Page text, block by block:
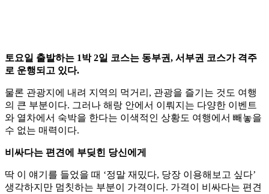
토요일 출발하는 1박 2일 코스는 동부권, 서부권 코스가 격주
로 운행되고 있다.
물론 관광지에 내려 지역의 먹거리, 관광을 즐기는 것도 여행
의 큰 부분이다. 그러나 해랑 안에서 이뤄지는 다양한 이벤트
와 열차에서 숙박을 한다는 이색적인 상황도 여행에서 빼놓을
수 없는 매력이다.
비싸다는 편견에 부딪힌 당신에게
딱 이 얘기를 들었을 때 ‘정말 재밌다, 당장 이용해보고 싶다’
생각하지만 멈칫하는 부분이 가격이다. 가격이 비싸다는 편견